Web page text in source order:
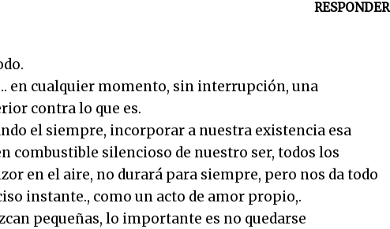
RESPONDER
en cualquier momento, sin interrupción, una
contra lo que es.
el siempre, incorporar a nuestra existencia esa
combustible silencioso de nuestro ser, todos los
en el aire, no durará para siempre, pero nos da todo
instante., como un acto de amor propio,.
pequeñas, lo importante es no quedarse